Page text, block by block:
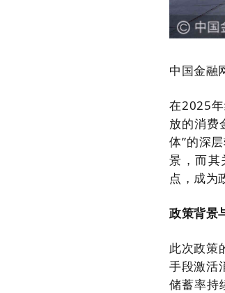
中国金融
在2025
放的消费
体”的深
景，而其
点，成为
政策背景
此次政策
手段激活
储蓄率持